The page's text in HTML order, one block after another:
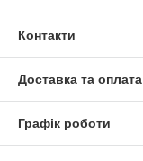
Контакти
Доставка та оплата
Графік роботи